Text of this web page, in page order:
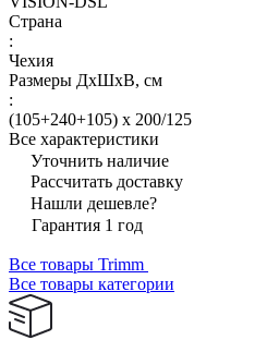
Страна
:
Чехия
Размеры ДхШхВ, см
:
(105+240+105) x 200/125
Все характеристики
Уточнить наличие
Рассчитать доставку
Нашли дешевле?
Гарантия 1 год
Все товары Trimm
Все товары категории